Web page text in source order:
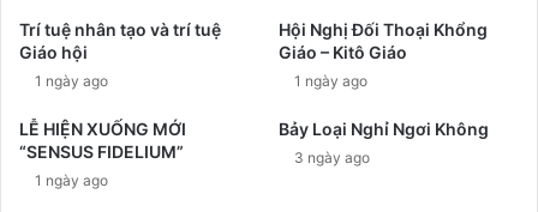
Trí tuệ nhân tạo và trí tuệ
Giáo hội
1 ngày ago
Hội Nghị Đối Thoại Khổng
Giáo – Kitô Giáo
1 ngày ago
LỄ HIỆN XUỐNG MỚI
“SENSUS FIDELIUM”
1 ngày ago
Bảy Loại Nghỉ Ngơi Không
3 ngày ago